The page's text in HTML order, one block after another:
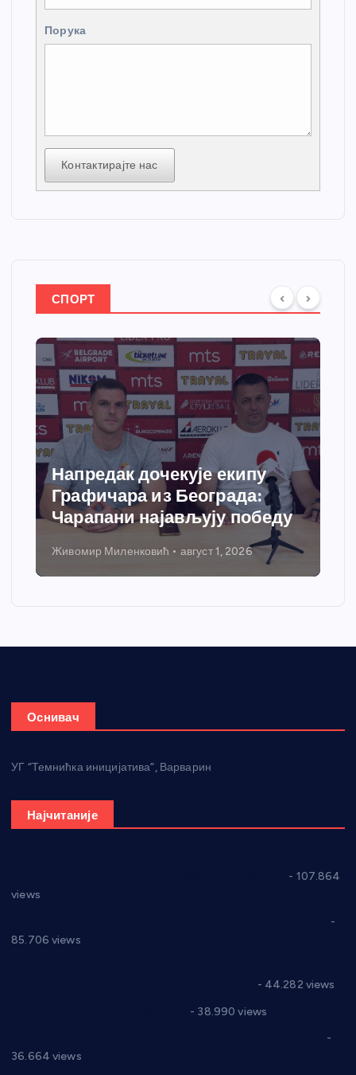
Порука
Контактирајте нас
СПОРТ
Напредак дочекује екипу
Графичара из Београда:
Чарапани најављују победу
Живомир Миленковић август 1, 2026
Оснивач
УГ “Темнићка иницијатива”, Варварин
Најчитаније
- 107.864
views
-
85.706 views
- 44.282 views
- 38.990 views
-
36.664 views